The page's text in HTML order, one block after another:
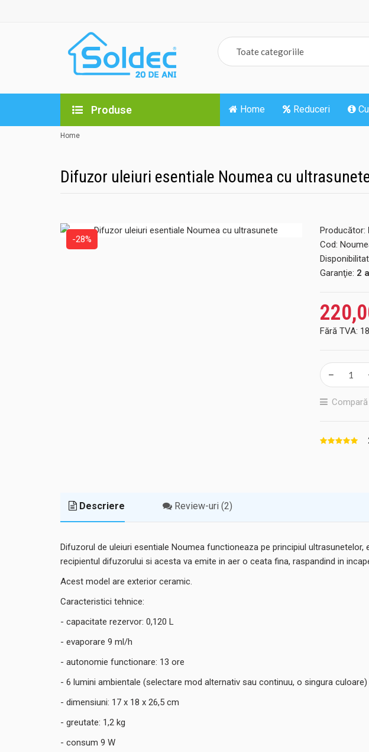
Produse Home Reduceri
Home
Difuzor uleiuri esentiale Noumea cu
-28%
Producător:
Cod:
Garanţie: 2
Fără TVA:
Descriere Review-uri (2)
Difuzorul de uleiuri esentiale Noumea functioneaza pe principiul
recipientul difuzorului si acesta va emite in aer o ceata fina, raspandind in
Acest model are exterior ceramic.
Caracteristici tehnice:
- capacitate rezervor: 0,120 L
- evaporare 9 ml/h
- autonomie functionare: 13 ore
- 6 lumini ambientale (selectare mod alternativ sau continuu, o singura culoare)
- dimensiuni: 17 x 18 x 26,5 cm
- greutate: 1,2 kg
- consum 9 W